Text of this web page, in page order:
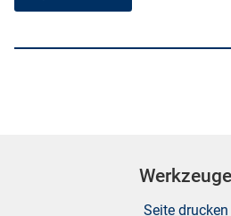
Werkzeuge
Seite drucken